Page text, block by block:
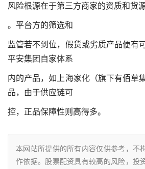
风险根源在于第三方商家的资质和货
。平台方的筛选和
监管若不到位，假货或劣质产品便有
平安集团自家体系
内的产品，如上海家化（旗下有佰草
品，由于供应链可
控，正品保障性则高得多。
本网站所提供的所有内容仅供参考，不
作依据。股票配资具有较高的风险，投